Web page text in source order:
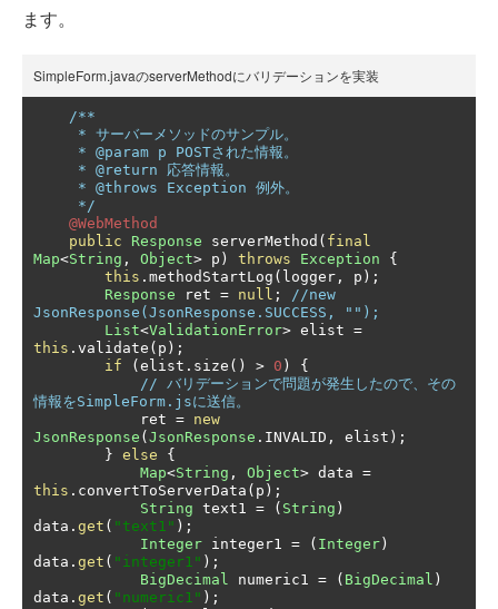
ます。
SimpleForm.javaのserverMethodにバリデーションを実装
/**
     */
@WebMethod
public
Response serverMethod ( final
Map<String , Object> p ) throws Exception
{
this . methodStartLog ( logger , p );
Response ret = null ;
//new
JsonResponse(JsonResponse.SUCCESS, "");
List<ValidationError> elist =
this . validate ( p );
if
( elist . size () > 0 )
{
// バリデーションで問題が発生したので、その
情報をSimpleForm.jsに送信。
            ret
= new
JsonResponse ( JsonResponse . INVALID , elist );
} else
{
Map<String , Object> data =
this . convertToServerData ( p );
String text1 = ( String )
data . get ( "text1" );
Integer integer1 = ( Integer )
data . get ( "integer1" );
BigDecimal numeric1 = ( BigDecimal )
data . get ( "numeric1" );